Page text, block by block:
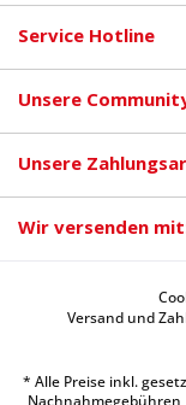
Service Hotline
Unsere
Unsere
Wir versenden
Versand und
* Alle Preise inkl.